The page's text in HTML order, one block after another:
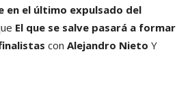
en el último expulsado del
El que se salve pasará a formar
con Alejandro Nieto Y